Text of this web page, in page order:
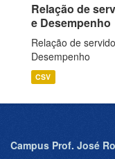
Relação de
e Desempenho
Relação de
Desempenho
CSV
Campus Prof. José